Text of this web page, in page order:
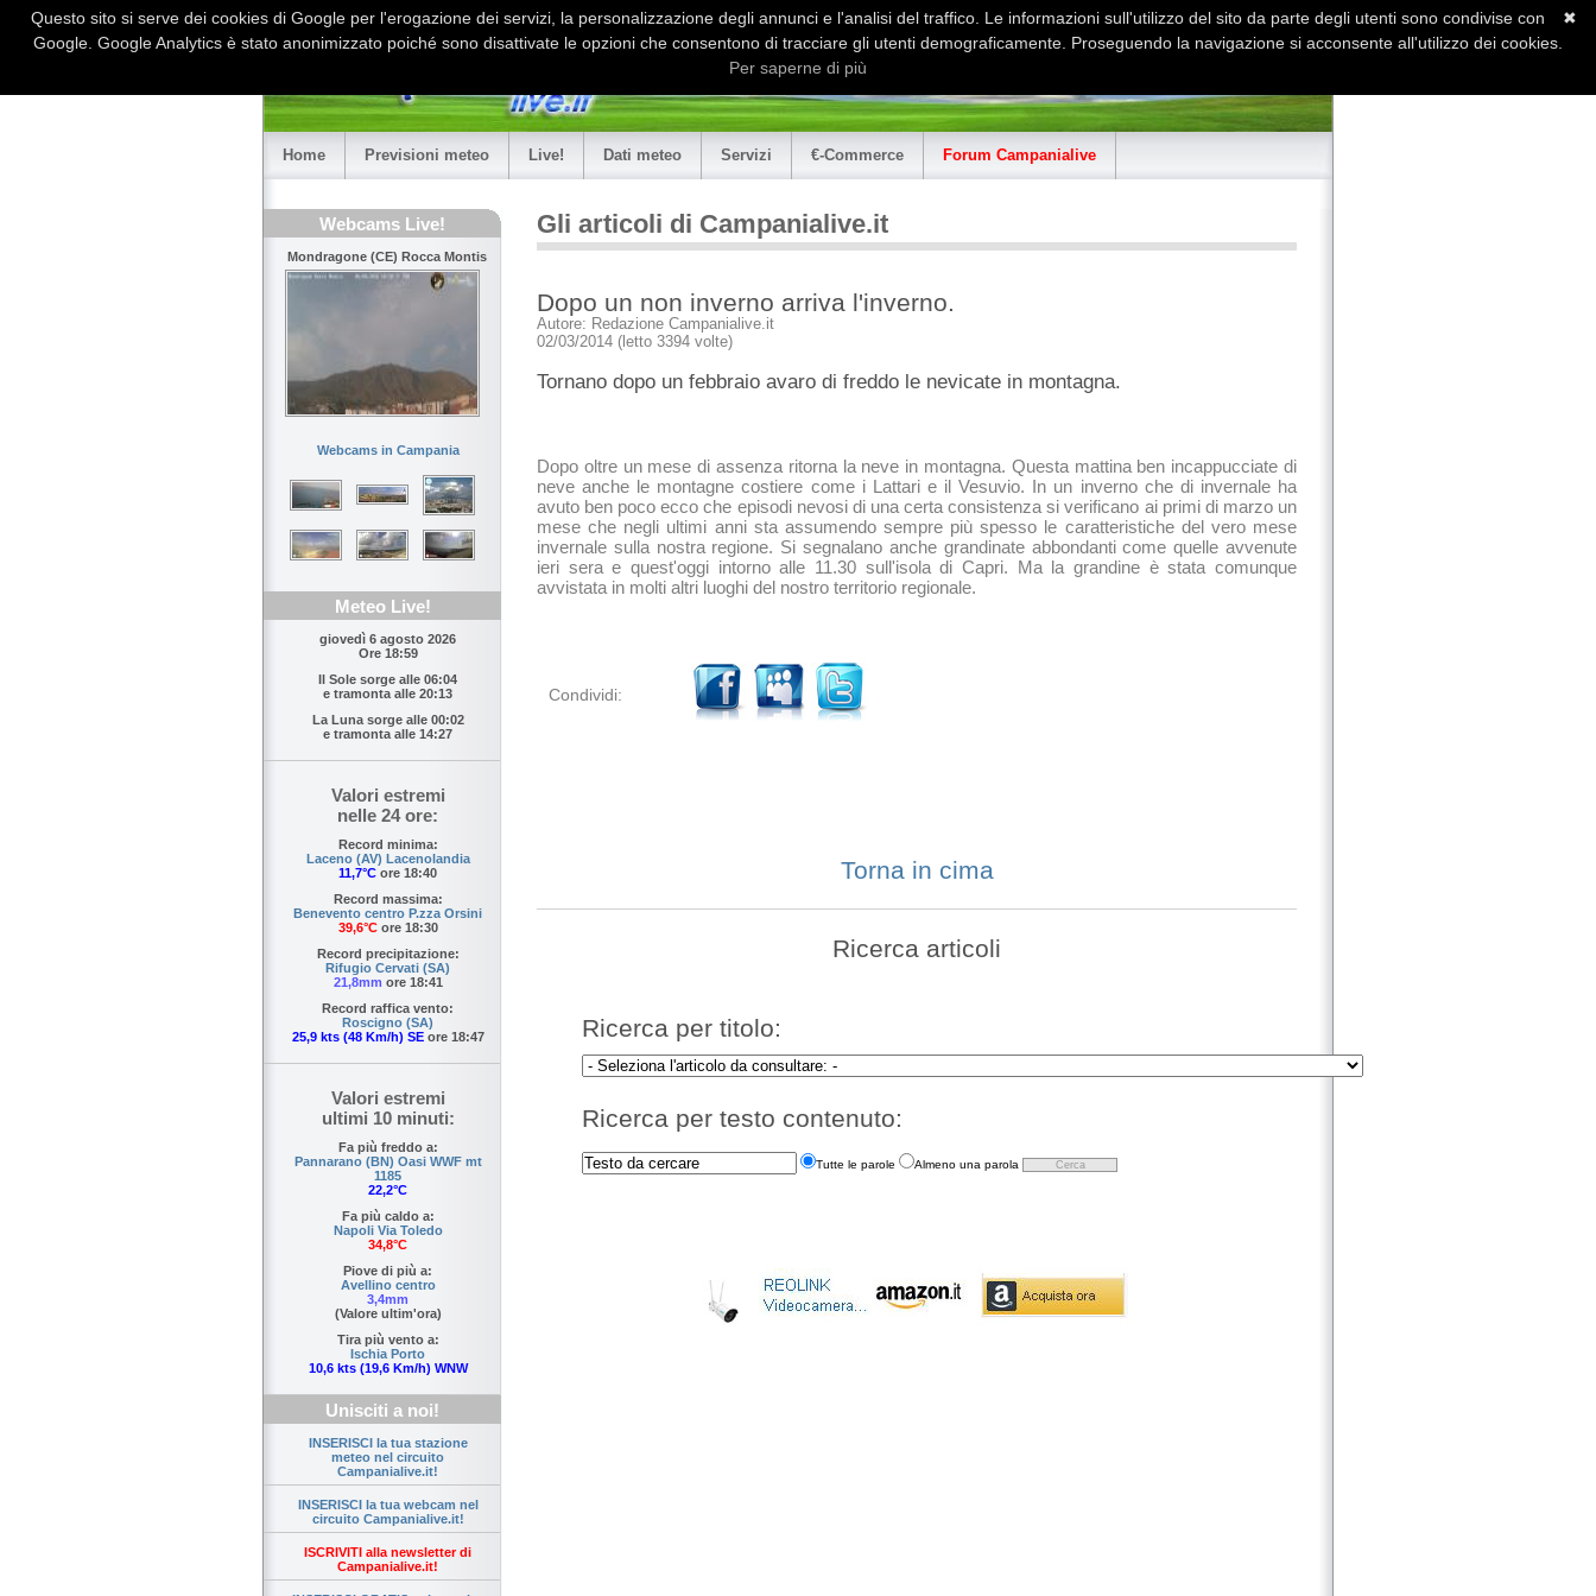
Home Previsioni meteo Live! Dati meteo Servizi €-Commerce Forum Campanialive
Webcams Live!
Mondragone (CE) Rocca Montis
Webcams in Campania
Meteo Live!
giovedì 6 agosto 2026
Ore 18:59
Il Sole sorge alle 06:04
e tramonta alle 20:13
La Luna sorge alle 00:02
e tramonta alle 14:27
Valori estremi
nelle 24 ore:
Record minima:
Laceno (AV) Lacenolandia
11,7°C ore 18:40
Record massima:
Benevento centro P.zza Orsini
39,6°Core 18:30
Record precipitazione:
Rifugio Cervati (SA)
21,8mm ore 18:41
Record raffica vento:
Roscigno (SA)
25,9 kts (48 Km/h) SEore 18:47
Valori estremi
ultimi 10 minuti:
Fa più freddo a:
Pannarano (BN) Oasi WWF mt
1185
22,2°C
Fa più caldo a:
Napoli Via Toledo
34,8°C
Piove di più a:
Avellino centro
3,4mm
(Valore ultim'ora)
Tira più vento a:
Ischia Porto
10,6 kts (19,6 Km/h) WNW
Unisciti a noi!
INSERISCI la tua stazione
meteo nel circuito
Campanialive.it!
INSERISCI la tua webcam nel
circuito Campanialive.it!
ISCRIVITI alla newsletter di
Campanialive.it!
Gli articoli di Campanialive.it
Dopo un non inverno arriva l'inverno.
Autore: Redazione Campanialive.it
02/03/2014 (letto 3394 volte)
Tornano dopo un febbraio avaro di freddo le nevicate in montagna.
Dopo oltre un mese di assenza ritorna la neve in montagna. Questa mattina ben incappucciate di
neve anche le montagne costiere come i Lattari e il Vesuvio. In un inverno che di invernale ha
avuto ben poco ecco che episodi nevosi di una certa consistenza si verificano ai primi di marzo un
mese che negli ultimi anni sta assumendo sempre più spesso le caratteristiche del vero mese
invernale sulla nostra regione. Si segnalano anche grandinate abbondanti come quelle avvenute
ieri sera e quest'oggi intorno alle 11.30 sull'isola di Capri. Ma la grandine è stata comunque
avvistata in molti altri luoghi del nostro territorio regionale.
Condividi:
Torna in cima
Ricerca articoli
Ricerca per titolo:
Ricerca per testo contenuto:
Tutte le parole Almeno una parola
✖
Questo sito si serve dei cookies di Google per l'erogazione dei servizi, la personalizzazione degli annunci e l'analisi del traffico. Le informazioni sull'utilizzo del sito da parte degli utenti sono condivise con
Google. Google Analytics è stato anonimizzato poiché sono disattivate le opzioni che consentono di tracciare gli utenti demograficamente. Proseguendo la navigazione si acconsente all'utilizzo dei cookies.
Per saperne di più